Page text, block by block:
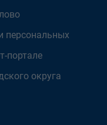
персональных
портале
округа